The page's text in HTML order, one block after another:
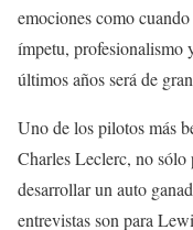
emociones como
ímpetu, profesionalismo
últimos años será de
Uno de los pilotos más
Charles Leclerc, no sólo
desarrollar un auto
entrevistas son para